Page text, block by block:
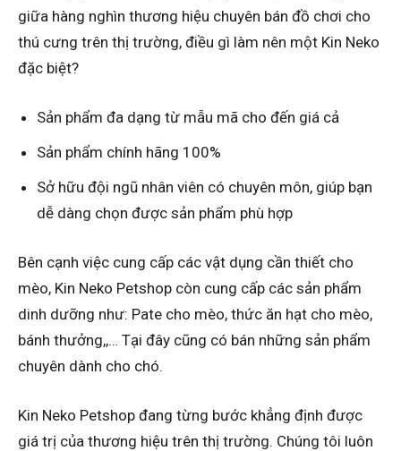
giữa hàng nghìn thương hiệu chuyên bán đồ chơi cho
thú cưng trên thị trường, điều gì làm nên một Kin Neko
đặc biệt?
Sản phẩm đa dạng từ mẫu mã cho đến giá cả
Sản phẩm chính hãng 100%
Sở hữu đội ngũ nhân viên có chuyên môn, giúp bạn
dễ dàng chọn được sản phẩm phù hợp
Bên cạnh việc cung cấp các vật dụng cần thiết cho
mèo, Kin Neko Petshop còn cung cấp các sản phẩm
dinh dưỡng như: Pate cho mèo, thức ăn hạt cho mèo,
bánh thưởng,,… Tại đây cũng có bán những sản phẩm
chuyên dành cho chó.
Kin Neko Petshop đang từng bước khẳng định được
giá trị của thương hiệu trên thị trường. Chúng tôi luôn